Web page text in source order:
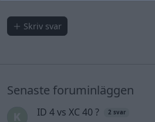
Skriv svar
Senaste foruminläggen
ID 4 vs XC 40 ? 2 svar